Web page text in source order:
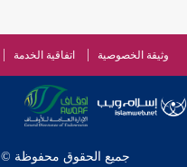
وثيقة الخصوصية اتفاقية الخدمة
جميع الحقوق محفوظة © 2026 - 1998 لشبكة إسلام ويب